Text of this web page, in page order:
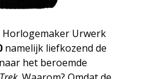
Horlogemaker Urwerk
namelijk liefkozend de
naar het beroemde